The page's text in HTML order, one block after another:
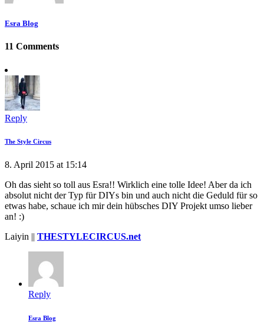
Esra Blog
11 Comments
Reply
The Style Circus
8. April 2015 at 15:14
Oh das sieht so toll aus Esra!! Wirklich eine tolle Idee! Aber da ich
absolut nicht der Typ für DIYs bin und auch nicht die Geduld für so
etwas habe, schaue ich mir dein hübsches DIY Projekt umso lieber
an! :)
Laiyin || THESTYLECIRCUS.net
Reply
Esra Blog